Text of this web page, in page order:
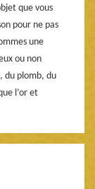
que vous
pour ne pas
une
ou non
du plomb, du
l’or et